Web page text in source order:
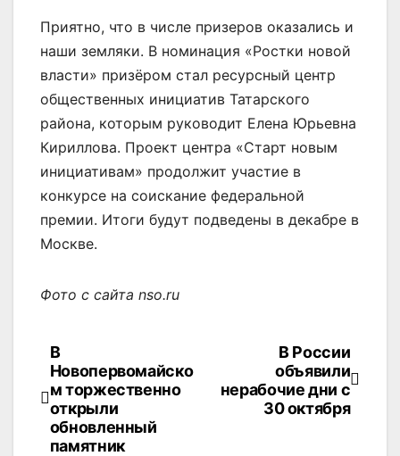
Приятно, что в числе призеров оказались и
наши земляки. В номинация «Ростки новой
власти» призёром стал ресурсный центр
общественных инициатив Татарского
района, которым руководит Елена Юрьевна
Кириллова. Проект центра «Старт новым
инициативам» продолжит участие в
конкурсе на соискание федеральной
премии. Итоги будут подведены в декабре в
Москве.
Фото с сайта nso.ru
Навигация
по
записям
В России
объявили
нерабочие дни с
30 октября
В
Новопервомайско
м торжественно
открыли
обновленный
памятник